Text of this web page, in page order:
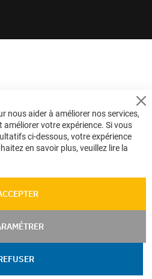
nous aider à améliorer nos services,
votre expérience. Si vous
ci-dessous, votre expérience
en savoir plus, veuillez lire la